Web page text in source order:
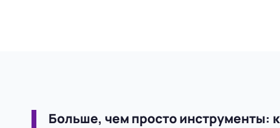
Больше, чем просто инструменты: